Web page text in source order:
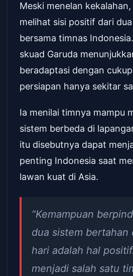
Meski menelan
melihat sisi positif dari
bersama timnas
skuad Garuda
beradaptasi dengan
persiapan hanya sekitar
Ia menilai timnya mampu
sistem berbeda di
itu disebutnya dapat
penting Indonesia saat
lawan kuat di Asia.
“Kemampuan
dua sistem bertahan
hari adalah hal
menjadi salah satu